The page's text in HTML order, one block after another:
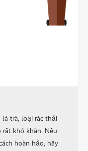
lá trà, loại rác thải
khó khăn. Nếu
hoàn hảo, hãy